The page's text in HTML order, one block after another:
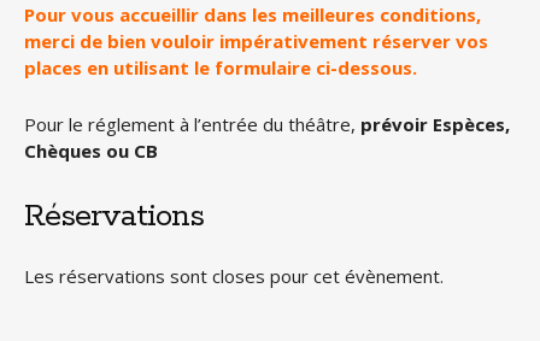
Pour vous accueillir dans les meilleures conditions,
merci de bien vouloir impérativement réserver vos
places en utilisant le formulaire ci-dessous.
Pour le réglement à l’entrée du théâtre, prévoir Espèces,
Chèques ou CB
Réservations
Les réservations sont closes pour cet évènement.